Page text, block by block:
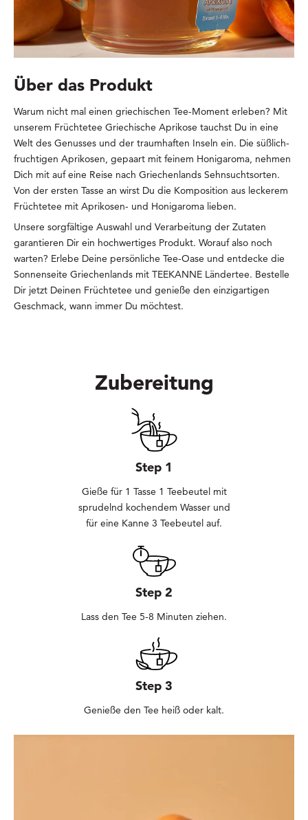
Über das Produkt
Warum nicht mal einen griechischen Tee-Moment erleben? Mit
unserem Früchtetee Griechische Aprikose tauchst Du in eine
Welt des Genusses und der traumhaften Inseln ein. Die süßlich-
fruchtigen Aprikosen, gepaart mit feinem Honigaroma, nehmen
Dich mit auf eine Reise nach Griechenlands Sehnsuchtsorten.
Von der ersten Tasse an wirst Du die Komposition aus leckerem
Früchtetee mit Aprikosen- und Honigaroma lieben.
Unsere sorgfältige Auswahl und Verarbeitung der Zutaten
garantieren Dir ein hochwertiges Produkt. Worauf also noch
warten? Erlebe Deine persönliche Tee-Oase und entdecke die
Sonnenseite Griechenlands mit TEEKANNE Ländertee. Bestelle
Dir jetzt Deinen Früchtetee und genieße den einzigartigen
Geschmack, wann immer Du möchtest.
Zubereitung
Step 1
Gieße für 1 Tasse 1 Teebeutel mit
sprudelnd kochendem Wasser und
für eine Kanne 3 Teebeutel auf.
Step 2
Lass den Tee 5-8 Minuten ziehen.
Step 3
Genieße den Tee heiß oder kalt.